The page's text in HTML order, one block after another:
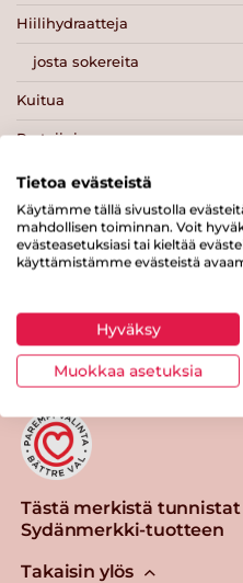
Hiilihydraatteja
josta sokereita
Kuitua
Proteiinia
Suolaa
Tästä merkistä tunnistat
Sydänmerkki-tuotteen
Takaisin ylös
Tietoa evästeistä
Käytämme tällä sivustolla
mahdollisen toiminnan. Voit
evästeasetuksiasi tai kieltää
käyttämistämme evästeistä
Hyväksy
Muokkaa asetuksia